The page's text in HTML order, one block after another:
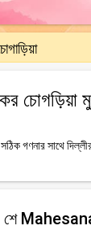
চোগড়িয়া
গণনার সাথে
Mahesana